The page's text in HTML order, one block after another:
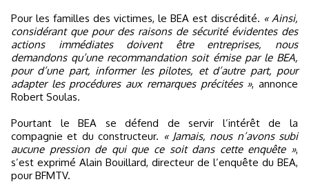
Pour les familles des victimes, le BEA est discrédité. « Ainsi,
considérant que pour des raisons de sécurité évidentes des
actions immédiates doivent être entreprises, nous
demandons qu’une recommandation soit émise par le BEA,
pour d’une part, informer les pilotes, et d’autre part, pour
adapter les procédures aux remarques précitées », annonce
Robert Soulas.
Pourtant le BEA se défend de servir l’intérêt de la
compagnie et du constructeur. « Jamais, nous n’avons subi
aucune pression de qui que ce soit dans cette enquête »,
s’est exprimé Alain Bouillard, directeur de l’enquête du BEA,
pour BFMTV.